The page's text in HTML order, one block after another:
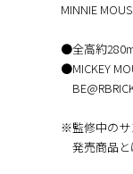
MINNIE
●全高約
●MICKEY
※監修中のサ
発売商品と